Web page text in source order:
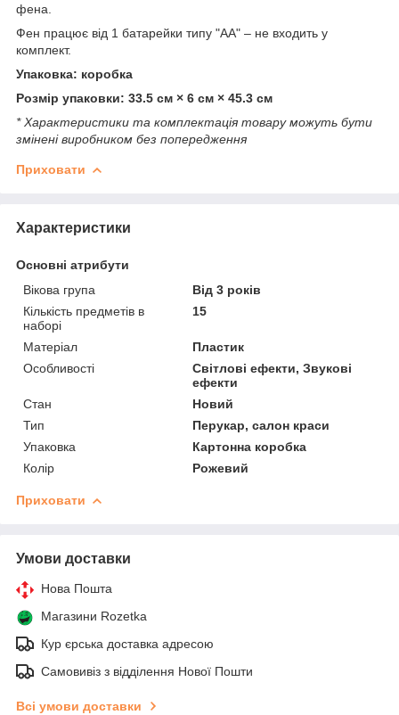
фена.
Фен працює від 1 батарейки типу "АА" – не входить у
комплект.
Упаковка: коробка
Розмір упаковки: 33.5 см × 6 см × 45.3 см
* Характеристики та комплектація товару можуть бути
змінені виробником без попередження
Приховати
Характеристики
Основні атрибути
Вікова група
Від 3 років
Кількість предметів в
наборі
15
Матеріал
Пластик
Особливості
Світлові ефекти, Звукові
ефекти
Стан
Новий
Тип
Перукар, салон краси
Упаковка
Картонна коробка
Колір
Рожевий
Приховати
Умови доставки
Нова Пошта
Магазини Rozetka
Кур єрська доставка адресою
Самовивіз з відділення Нової Пошти
Всі умови доставки